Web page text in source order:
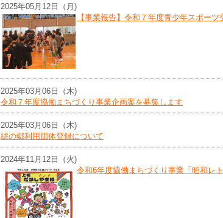
2025年05月12日（月)
【事業報告】令和７年度青少年スポー
2025年03月06日（木)
令和７年度協働まちづくり事業企画案を募集します
2025年03月06日（木)
絣の郷利用団体登録について
2024年11月12日（火)
令和6年度協働まちづくり事業「昭和レ